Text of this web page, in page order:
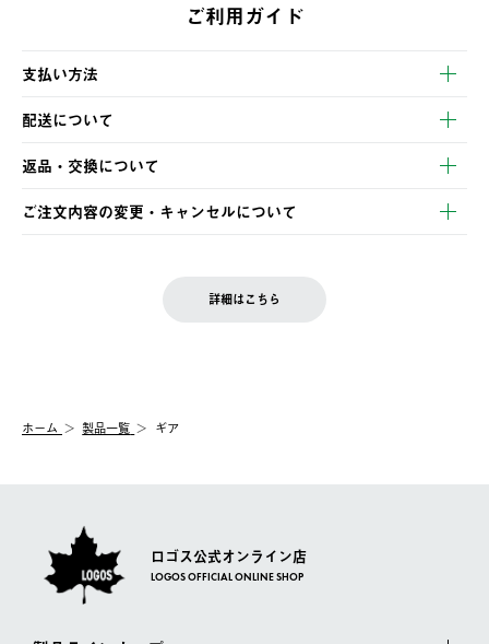
ご利用ガイド
支払い方法
以下のいずれかの方法でお支払いいただけます。
・クレジットカード決済
・コンビニ決済
・Pay-easy決済
配送について
【発送スケジュール】
ご注文・ご入金完了より2営業日以内に商品を発送いたします。
土日祝の発送はございませんので、木曜日以降のご注文は週明け
の発送となる場合がございます。
【配送業者】
佐川急便にて配送されます。
返品・交換について
※お客様都合の場合
お客様都合の返品にかかる送料は、お客様ご負担とさせていただ
一度お手元の商品を返品いただき、ご希望商品を再注文してくだ
ご注文内容の変更・キャンセルについて
LOGOS FAMILY会員の方は、会員マイページ内 購入履歴画面に
詳細はこちら
ホーム 製品一覧 ギア
ロゴス公式オンライン店
LOGOS OFFICIAL ONLINE SHOP